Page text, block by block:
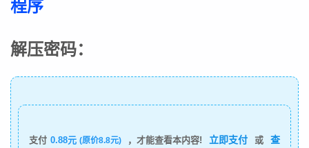
程序
解压密码：
支付 0.88元 (原价8.8元) ，才能查看本内容! 立即支付 或
查